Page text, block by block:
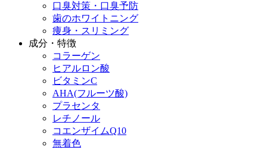
口臭対策・口臭予防
歯のホワイトニング
痩身・スリミング
成分・特徴
コラーゲン
ヒアルロン酸
ビタミンC
AHA(フルーツ酸)
プラセンタ
レチノール
コエンザイムQ10
無着色